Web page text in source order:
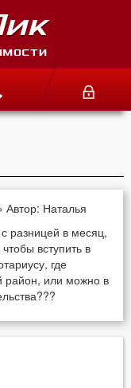
› Автор: Наталья
разницей в месяц,
вступить в
где
район, или можно в